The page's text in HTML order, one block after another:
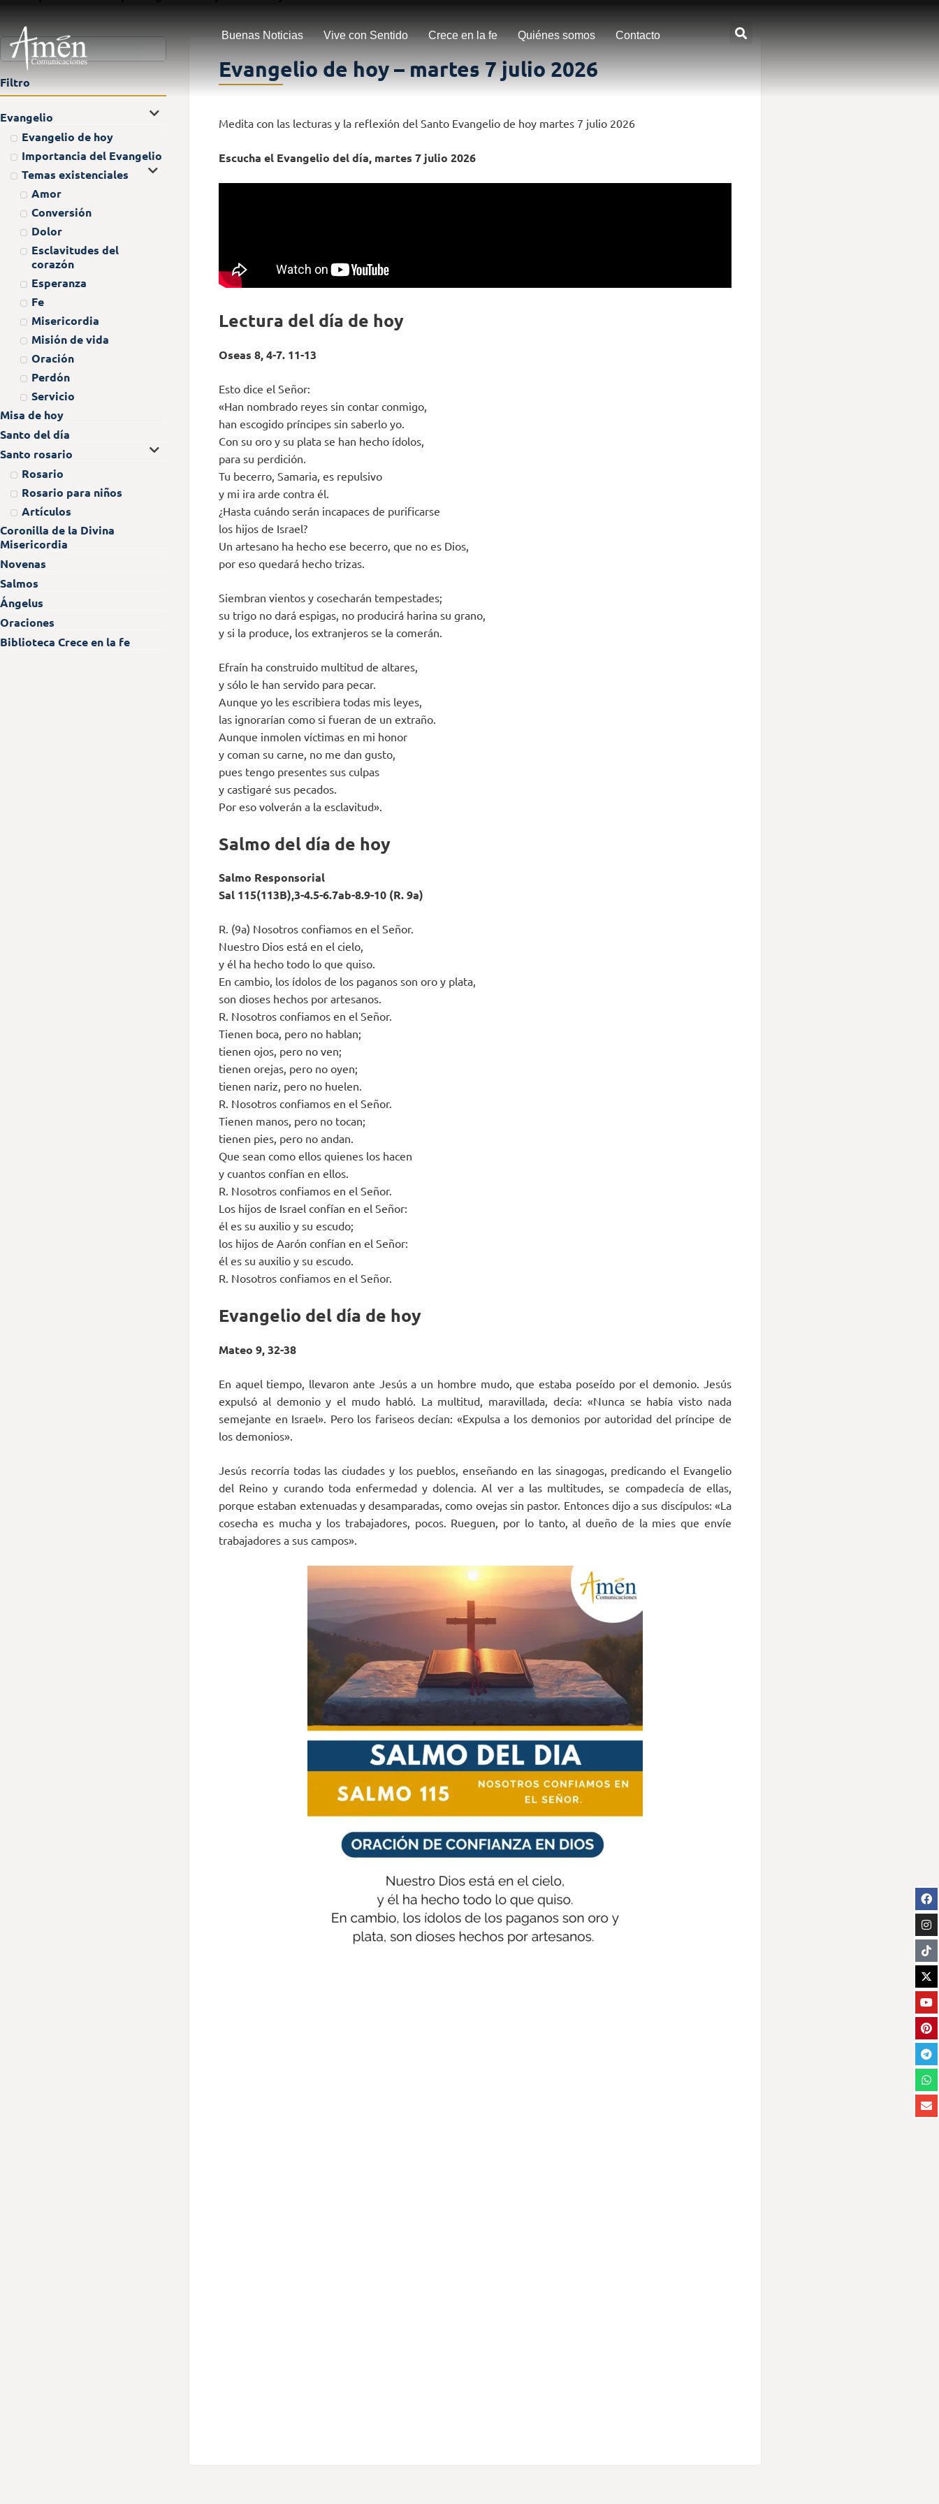
Buenas Noticias Vive con Sentido Crece en la fe Quiénes somos Contacto
Filtro
Evangelio
Evangelio de hoy
Importancia del Evangelio
Temas existenciales
Amor
Conversión
Dolor
Esclavitudes del
corazón
Esperanza
Fe
Misericordia
Misión de vida
Oración
Perdón
Servicio
Misa de hoy
Santo del día
Santo rosario
Rosario
Rosario para niños
Artículos
Coronilla de la Divina
Misericordia
Novenas
Salmos
Ángelus
Oraciones
Biblioteca Crece en la fe
Evangelio de hoy – martes 7 julio 2026
Medita con las lecturas y la reflexión del Santo Evangelio de hoy martes 7 julio 2026
Escucha el Evangelio del día, martes 7 julio 2026
Lectura del día de hoy
Oseas 8, 4-7. 11-13
Esto dice el Señor:
«Han nombrado reyes sin contar conmigo,
han escogido príncipes sin saberlo yo.
Con su oro y su plata se han hecho ídolos,
para su perdición.
Tu becerro, Samaria, es repulsivo
y mi ira arde contra él.
¿Hasta cuándo serán incapaces de purificarse
los hijos de Israel?
Un artesano ha hecho ese becerro, que no es Dios,
por eso quedará hecho trizas.
Siembran vientos y cosecharán tempestades;
su trigo no dará espigas, no producirá harina su grano,
y si la produce, los extranjeros se la comerán.
Efraín ha construido multitud de altares,
y sólo le han servido para pecar.
Aunque yo les escribiera todas mis leyes,
las ignorarían como si fueran de un extraño.
Aunque inmolen víctimas en mi honor
y coman su carne, no me dan gusto,
pues tengo presentes sus culpas
y castigaré sus pecados.
Por eso volverán a la esclavitud».
Salmo del día de hoy
Salmo Responsorial
Sal 115(113B),3-4.5-6.7ab-8.9-10 (R. 9a)
R. (9a) Nosotros confiamos en el Señor.
Nuestro Dios está en el cielo,
y él ha hecho todo lo que quiso.
En cambio, los ídolos de los paganos son oro y plata,
son dioses hechos por artesanos.
R. Nosotros confiamos en el Señor.
Tienen boca, pero no hablan;
tienen ojos, pero no ven;
tienen orejas, pero no oyen;
tienen nariz, pero no huelen.
R. Nosotros confiamos en el Señor.
Tienen manos, pero no tocan;
tienen pies, pero no andan.
Que sean como ellos quienes los hacen
y cuantos confían en ellos.
R. Nosotros confiamos en el Señor.
Los hijos de Israel confían en el Señor:
él es su auxilio y su escudo;
los hijos de Aarón confían en el Señor:
él es su auxilio y su escudo.
R. Nosotros confiamos en el Señor.
Evangelio del día de hoy
Mateo 9, 32-38
En aquel tiempo, llevaron ante Jesús a un hombre mudo, que estaba poseído por el demonio. Jesús
expulsó al demonio y el mudo habló. La multitud, maravillada, decía: «Nunca se había visto nada
semejante en Israel». Pero los fariseos decían: «Expulsa a los demonios por autoridad del príncipe de
los demonios».
Jesús recorría todas las ciudades y los pueblos, enseñando en las sinagogas, predicando el Evangelio
del Reino y curando toda enfermedad y dolencia. Al ver a las multitudes, se compadecía de ellas,
porque estaban extenuadas y desamparadas, como ovejas sin pastor. Entonces dijo a sus discípulos: «La
cosecha es mucha y los trabajadores, pocos. Rueguen, por lo tanto, al dueño de la mies que envíe
trabajadores a sus campos».